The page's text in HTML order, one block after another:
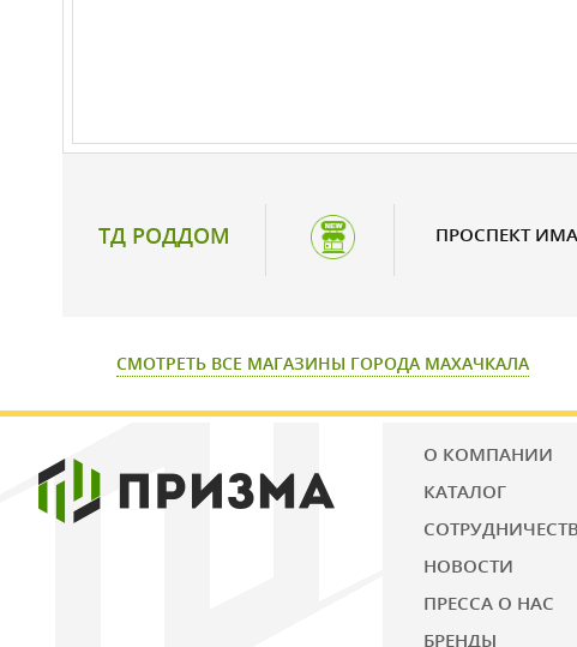
ТД РОДДОМ ПРОСПЕКТ
СМОТРЕТЬ ВСЕ МАГАЗИНЫ ГОРОДА МАХАЧКАЛА
О КОМПАНИИ
КАТАЛОГ
НОВОСТИ
ПРЕССА О НАС
БРЕНДЫ